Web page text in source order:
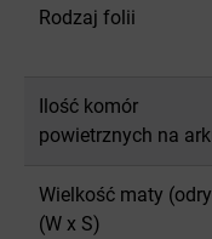
Rodzaj folii
Ilość komór
powietrznych na
Wielkość maty
(W x S)